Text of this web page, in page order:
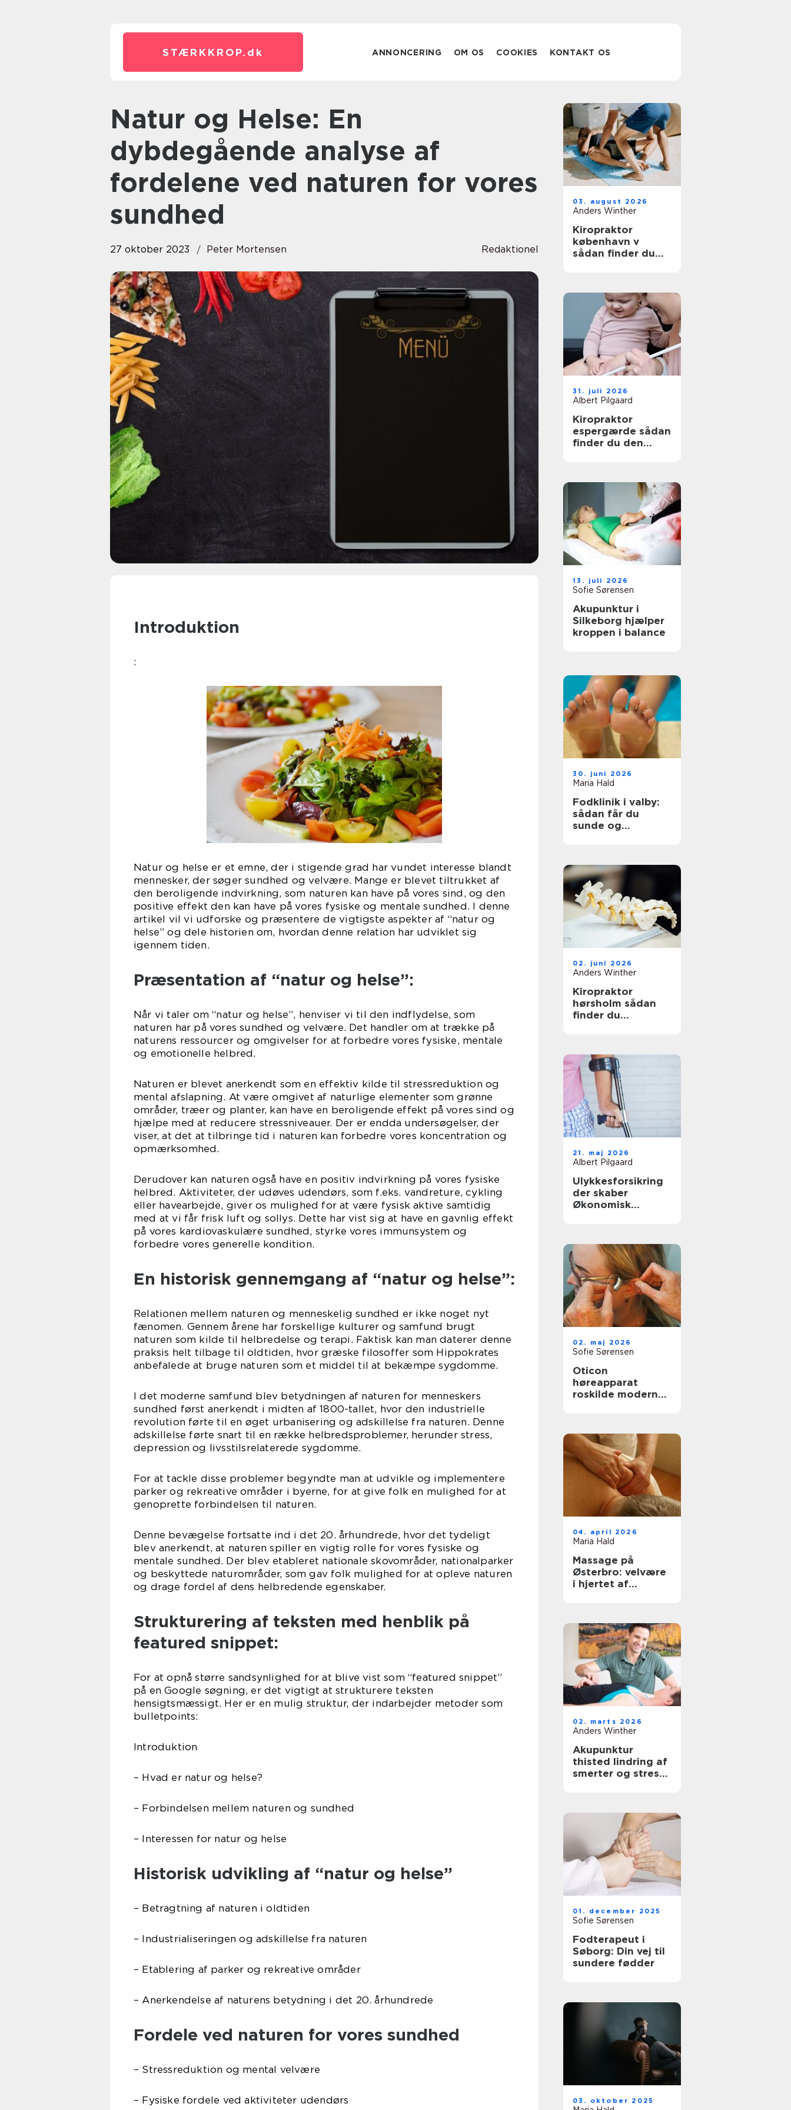
STÆRKKROP. dk ANNONCERING OM OS COOKIES KONTAKT OS
Natur og Helse: En
dybdegående analyse af
fordelene ved naturen for vores
sundhed
27 oktober 2023 Peter Mortensen Redaktionel
Introduktion
:
Natur og helse er et emne, der i stigende grad har vundet interesse blandt
mennesker, der søger sundhed og velvære. Mange er blevet tiltrukket af
den beroligende indvirkning, som naturen kan have på vores sind, og den
positive effekt den kan have på vores fysiske og mentale sundhed. I denne
artikel vil vi udforske og præsentere de vigtigste aspekter af “natur og
helse” og dele historien om, hvordan denne relation har udviklet sig
igennem tiden.
Præsentation af “natur og helse”:
Når vi taler om “natur og helse”, henviser vi til den indflydelse, som
naturen har på vores sundhed og velvære. Det handler om at trække på
naturens ressourcer og omgivelser for at forbedre vores fysiske, mentale
og emotionelle helbred.
Naturen er blevet anerkendt som en effektiv kilde til stressreduktion og
mental afslapning. At være omgivet af naturlige elementer som grønne
områder, træer og planter, kan have en beroligende effekt på vores sind og
hjælpe med at reducere stressniveauer. Der er endda undersøgelser, der
viser, at det at tilbringe tid i naturen kan forbedre vores koncentration og
opmærksomhed.
Derudover kan naturen også have en positiv indvirkning på vores fysiske
helbred. Aktiviteter, der udøves udendørs, som f.eks. vandreture, cykling
eller havearbejde, giver os mulighed for at være fysisk aktive samtidig
med at vi får frisk luft og sollys. Dette har vist sig at have en gavnlig effekt
på vores kardiovaskulære sundhed, styrke vores immunsystem og
forbedre vores generelle kondition.
En historisk gennemgang af “natur og helse”:
Relationen mellem naturen og menneskelig sundhed er ikke noget nyt
fænomen. Gennem årene har forskellige kulturer og samfund brugt
naturen som kilde til helbredelse og terapi. Faktisk kan man daterer denne
praksis helt tilbage til oldtiden, hvor græske filosoffer som Hippokrates
anbefalede at bruge naturen som et middel til at bekæmpe sygdomme.
I det moderne samfund blev betydningen af naturen for menneskers
sundhed først anerkendt i midten af 1800-tallet, hvor den industrielle
revolution førte til en øget urbanisering og adskillelse fra naturen. Denne
adskillelse førte snart til en række helbredsproblemer, herunder stress,
depression og livsstilsrelaterede sygdomme.
For at tackle disse problemer begyndte man at udvikle og implementere
parker og rekreative områder i byerne, for at give folk en mulighed for at
genoprette forbindelsen til naturen.
Denne bevægelse fortsatte ind i det 20. århundrede, hvor det tydeligt
blev anerkendt, at naturen spiller en vigtig rolle for vores fysiske og
mentale sundhed. Der blev etableret nationale skovområder, nationalparker
og beskyttede naturområder, som gav folk mulighed for at opleve naturen
og drage fordel af dens helbredende egenskaber.
Strukturering af teksten med henblik på
featured snippet:
For at opnå større sandsynlighed for at blive vist som “featured snippet”
på en Google søgning, er det vigtigt at strukturere teksten
hensigtsmæssigt. Her er en mulig struktur, der indarbejder metoder som
bulletpoints:
Introduktion
– Hvad er natur og helse?
– Forbindelsen mellem naturen og sundhed
– Interessen for natur og helse
Historisk udvikling af “natur og helse”
– Betragtning af naturen i oldtiden
– Industrialiseringen og adskillelse fra naturen
– Etablering af parker og rekreative områder
– Anerkendelse af naturens betydning i det 20. århundrede
Fordele ved naturen for vores sundhed
– Stressreduktion og mental velvære
– Fysiske fordele ved aktiviteter udendørs
03. august 2026
Anders Winther
Kiropraktor
københavn v
sådan finder du
31. juli 2026
Albert Pilgaard
Kiropraktor
espergærde sådan
finder du den
13. juli 2026
Sofie Sørensen
Akupunktur i
Silkeborg hjælper
kroppen i balance
30. juni 2026
Maria Hald
Fodklinik i valby:
sådan får du
sunde og
02. juni 2026
Anders Winther
Kiropraktor
hørsholm sådan
finder du
21. maj 2026
Albert Pilgaard
Ulykkesforsikring
der skaber
Økonomisk
02. maj 2026
Sofie Sørensen
Oticon
høreapparat
roskilde moderne
04. april 2026
Maria Hald
Massage på
Østerbro: velvære
i hjertet af
02. marts 2026
Anders Winther
Akupunktur
thisted lindring af
smerter og stress
01. december 2025
Sofie Sørensen
Fodterapeut i
Søborg: Din vej til
sundere fødder
03. oktober 2025